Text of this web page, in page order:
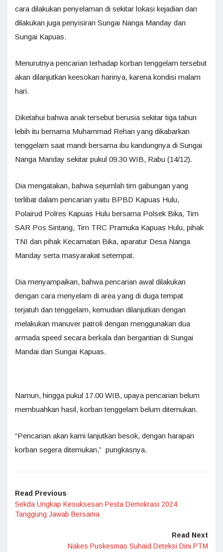
cara dilakukan penyelaman di sekitar lokasi kejadian dan
dilakukan juga penyisiran Sungai Nanga Manday dan
Sungai Kapuas.
Menurutnya pencarian terhadap korban tenggelam tersebut
akan dilanjutkan keesokan harinya, karena kondisi malam
hari.
Diketahui bahwa anak tersebut berusia sekitar tiga tahun
lebih itu bernama Muhammad Rehan yang dikabarkan
tenggelam saat mandi bersama ibu kandungnya di Sungai
Nanga Manday sekitar pukul 09.30 WIB, Rabu (14/12).
Dia mengatakan, bahwa sejumlah tim gabungan yang
terlibat dalam pencarian yaitu BPBD Kapuas Hulu,
Polairud Polres Kapuas Hulu bersama Polsek Bika, Tim
SAR Pos Sintang, Tim TRC Pramuka Kapuas Hulu, pihak
TNI dan pihak Kecamatan Bika, aparatur Desa Nanga
Manday serta masyarakat setempat.
Dia menyampaikan, bahwa pencarian awal dilakukan
dengan cara menyelam di area yang di duga tempat
terjatuh dan tenggelam, kemudian dilanjutkan dengan
melakukan manuver patroli dengan menggunakan dua
armada speed secara berkala dan bergantian di Sungai
Mandai dan Sungai Kapuas.
Namun, hingga pukul 17.00 WIB, upaya pencarian belum
membuahkan hasil, korban tenggelam belum ditemukan.
“Pencarian akan kami lanjutkan besok, dengan harapan
korban segera ditemukan,” pungkasnya.
Read Previous
Sekda Ungkap Kesuksesan Pesta Demokrasi 2024
Tanggung Jawab Bersama
Read Next
Nakes Puskesmas Suhaid Deteksi Dini PTM